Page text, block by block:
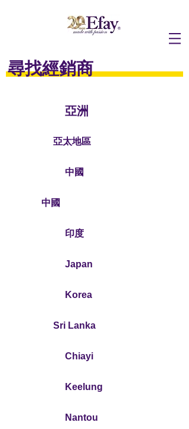
尋找經銷商
亞洲
亞太地區
中國
中國
印度
Japan
Korea
Sri Lanka
Chiayi
Keelung
Nantou